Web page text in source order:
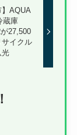
】AQUA
蔵庫
27,500
サイクル
光